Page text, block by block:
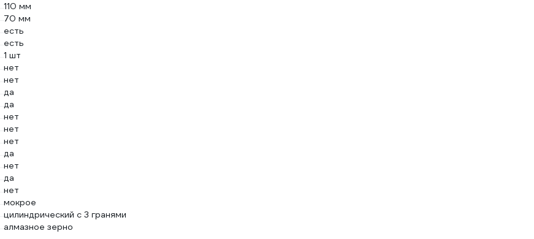
110 мм
70 мм
есть
есть
1 шт
нет
нет
да
да
нет
нет
нет
да
нет
да
нет
мокрое
цилиндрический с 3 гранями
алмазное зерно